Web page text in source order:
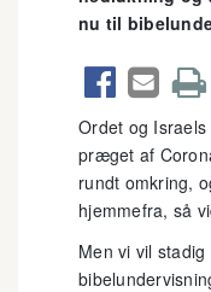
nu til
  
Ordet og
præget af
rundt omkring,
hjemmefra, så
Men vi vil